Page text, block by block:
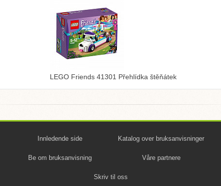
LEGO Friends 41301 Přehlídka štěňátek
Innledende side Katalog over bruksanvisninger
Be om bruksanvisning Våre partnere
Skriv til oss